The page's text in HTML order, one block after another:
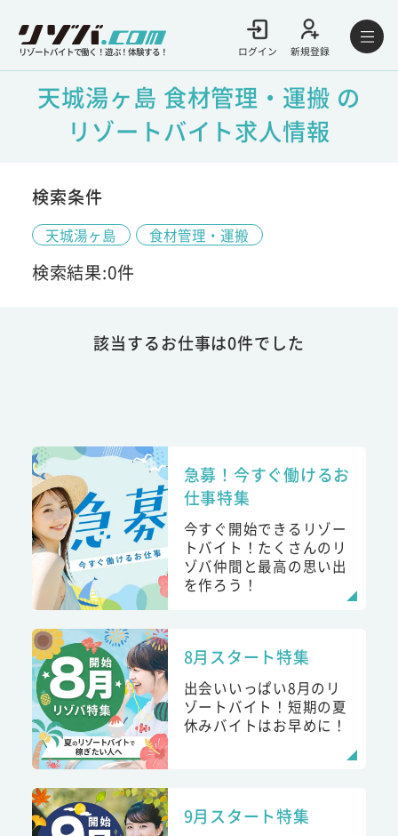
リゾートバイトで働く！遊ぶ！体験する！ ログイン 新規登録
天城湯ヶ島 食材管理・運搬 の
リゾートバイト求人情報
検索条件
天城湯ヶ島 食材管理・運搬
検索結果:0件
該当するお仕事は0件でした
急募！今すぐ働けるお
仕事特集
今すぐ開始できるリゾー
トバイト！たくさんのリ
ゾバ仲間と最高の思い出
を作ろう！
8月スタート特集
出会いいっぱい8月のリ
ゾートバイト！短期の夏
休みバイトはお早めに！
9月スタート特集